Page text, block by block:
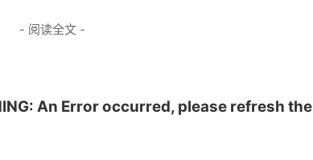
- 阅读全文 -
An Error occurred, please refresh the